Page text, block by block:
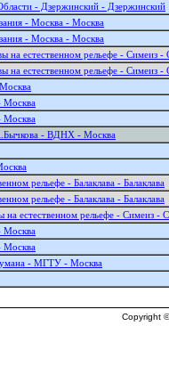
- Дзержинский - Дзержинский
- Москва - Москва
- Москва - Москва
естественном рельефе - Симеиз -
естественном рельефе - Симеиз -
Москва
Москва
- ВДНХ - Москва
рельефе - Балаклава - Балаклава
рельефе - Балаклава - Балаклава
естественном рельефе - Симеиз -
Москва
Москва
- МГТУ - Москва
Copyright